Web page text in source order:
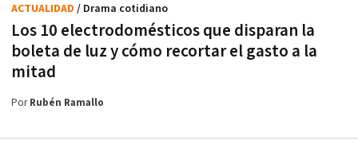
Los 10 electrodomésticos que disparan la
boleta de luz y cómo recortar el gasto a la
mitad
ACTUALIDAD / Drama cotidiano
PorRubén Ramallo